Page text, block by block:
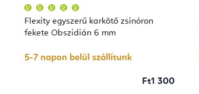
Flexity egyszerű karkötő zsinóron
fekete Obszidián 6 mm
átlagos
értékelése
5-
csillag.
5-7 napon belül szállítunk
Ft1 300